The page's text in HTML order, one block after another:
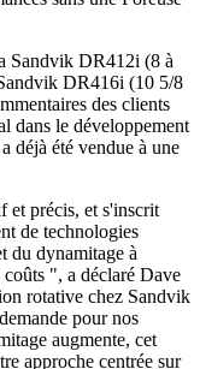
Sandvik DR412i (8 à
DR416i (10 5/8
des clients
dans le développement
déjà été vendue à une
et précis, et s'inscrit
de technologies
du dynamitage à
", a déclaré Dave
rotative chez Sandvik
pour nos
augmente, cet
approche centrée sur